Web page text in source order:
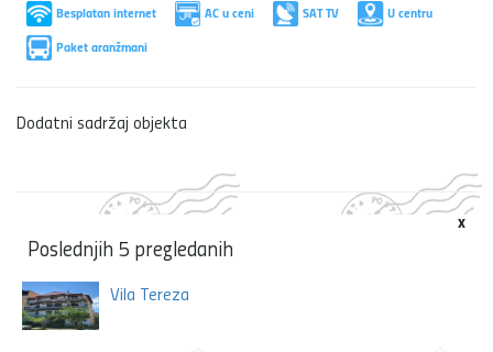
Besplatan internet AC u ceni SAT TV
U centru
Paket aranžmani
Dodatni sadržaj objekta
x
Poslednjih 5 pregledanih
Vila Tereza